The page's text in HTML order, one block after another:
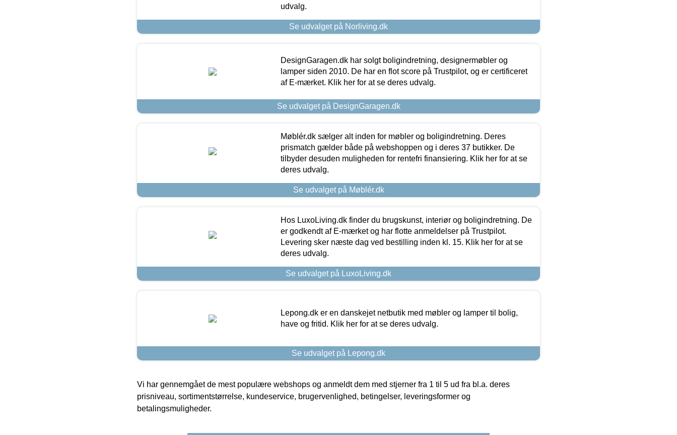
udvalg.
Se udvalget på Norliving.dk
DesignGaragen.dk har solgt boligindretning, designermøbler og
lamper siden 2010. De har en flot score på Trustpilot, og er certificeret
af E-mærket. Klik her for at se deres udvalg.
Se udvalget på DesignGaragen.dk
Møblér.dk sælger alt inden for møbler og boligindretning. Deres
prismatch gælder både på webshoppen og i deres 37 butikker. De
tilbyder desuden muligheden for rentefri finansiering. Klik her for at se
deres udvalg.
Se udvalget på Møblér.dk
Hos LuxoLiving.dk finder du brugskunst, interiør og boligindretning. De
er godkendt af E-mærket og har flotte anmeldelser på Trustpilot.
Levering sker næste dag ved bestilling inden kl. 15. Klik her for at se
deres udvalg.
Se udvalget på LuxoLiving.dk
Lepong.dk er en danskejet netbutik med møbler og lamper til bolig,
have og fritid. Klik her for at se deres udvalg.
Se udvalget på Lepong.dk
Vi har gennemgået de mest populære webshops og anmeldt dem med stjerner fra 1 til 5 ud fra bl.a. deres
prisniveau, sortimentstørrelse, kundeservice, brugervenlighed, betingelser, leveringsformer og
betalingsmuligheder.